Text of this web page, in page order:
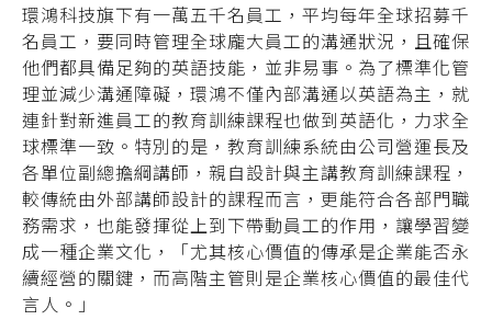
環鴻科技旗下有一萬五千名員工，平均每年全球招募千
名員工，要同時管理全球龐大員工的溝通狀況，且確保
他們都具備足夠的英語技能，並非易事。為了標準化管
理並減少溝通障礙，環鴻不僅內部溝通以英語為主，就
連針對新進員工的教育訓練課程也做到英語化，力求全
球標準一致。特別的是，教育訓練系統由公司營運長及
各單位副總擔綱講師，親自設計與主講教育訓練課程，
較傳統由外部講師設計的課程而言，更能符合各部門職
務需求，也能發揮從上到下帶動員工的作用，讓學習變
成一種企業文化，「尤其核心價值的傳承是企業能否永
續經營的關鍵，而高階主管則是企業核心價值的最佳代
言人。」